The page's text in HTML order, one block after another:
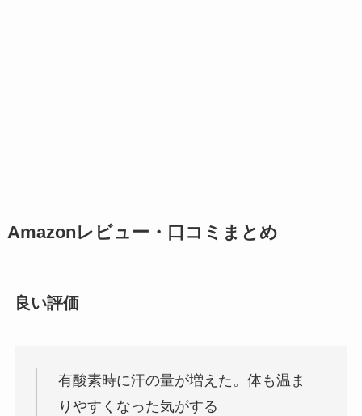
Amazonレビュー・口コミまとめ
良い評価
有酸素時に汗の量が増えた。体も温ま
りやすくなった気がする